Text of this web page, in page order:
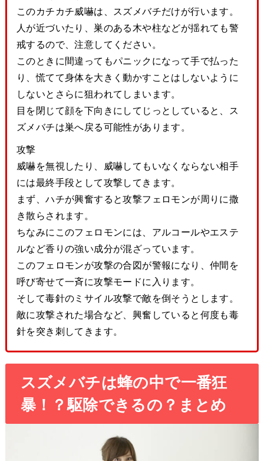
このカチカチ威嚇は、スズメバチだけが行います。
人が近づいたり、巣のある木や柱などが揺れても警
戒するので、注意してください。
このときに間違ってもパニックになって手で払った
り、慌てて身体を大きく動かすことはしないように
しないとさらに狙われてしまいます。
目を閉じて顔を下向きにしてじっとしていると、ス
ズメバチは巣へ戻る可能性があります。
攻撃
威嚇を無視したり、威嚇してもいなくならない相手
には最終手段として攻撃してきます。
まず、ハチが興奮すると攻撃フェロモンが周りに撒
き散らされます。
ちなみにこのフェロモンには、アルコールやエステ
ルなど香りの強い成分が混ざっています。
このフェロモンが攻撃の合図が警報になり、仲間を
呼び寄せて一斉に攻撃モードに入ります。
そして毒針のミサイル攻撃で敵を倒そうとします。
敵に攻撃された場合など、興奮していると何度も毒
針を突き刺してきます。
スズメバチは蜂の中で一番狂
暴！？駆除できるの？まとめ